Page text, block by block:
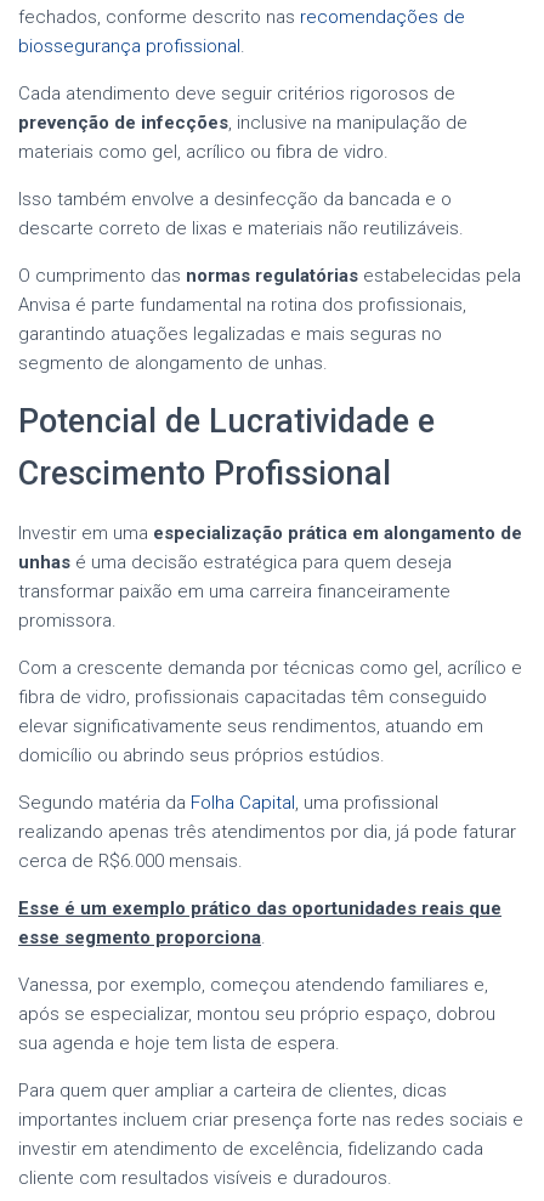
fechados, conforme descrito nas recomendações de
biossegurança profissional.
Cada atendimento deve seguir critérios rigorosos de
prevenção de infecções, inclusive na manipulação de
materiais como gel, acrílico ou fibra de vidro.
Isso também envolve a desinfecção da bancada e o
descarte correto de lixas e materiais não reutilizáveis.
O cumprimento das normas regulatórias estabelecidas pela
Anvisa é parte fundamental na rotina dos profissionais,
garantindo atuações legalizadas e mais seguras no
segmento de alongamento de unhas.
Potencial de Lucratividade e
Crescimento Profissional
Investir em uma especialização prática em alongamento de
unhas é uma decisão estratégica para quem deseja
transformar paixão em uma carreira financeiramente
promissora.
Com a crescente demanda por técnicas como gel, acrílico e
fibra de vidro, profissionais capacitadas têm conseguido
elevar significativamente seus rendimentos, atuando em
domicílio ou abrindo seus próprios estúdios.
Segundo matéria da Folha Capital, uma profissional
realizando apenas três atendimentos por dia, já pode faturar
cerca de R$6.000 mensais.
Esse é um exemplo prático das oportunidades reais que
esse segmento proporciona.
Vanessa, por exemplo, começou atendendo familiares e,
após se especializar, montou seu próprio espaço, dobrou
sua agenda e hoje tem lista de espera.
Para quem quer ampliar a carteira de clientes, dicas
importantes incluem criar presença forte nas redes sociais e
investir em atendimento de excelência, fidelizando cada
cliente com resultados visíveis e duradouros.